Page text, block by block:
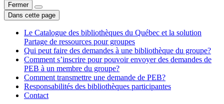
Fermer
Dans cette page
Le Catalogue des bibliothèques du Québec et la solution
Partage de ressources pour groupes
Qui peut faire des demandes à une bibliothèque du groupe?
Comment s’inscrire pour pouvoir envoyer des demandes de
PEB à un membre du groupe?
Comment transmettre une demande de PEB?
Responsabilités des bibliothèques participantes
Contact